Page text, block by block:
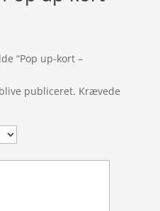
“Pop up-kort –
publiceret. Krævede